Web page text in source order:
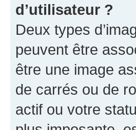
d’utilisateur ?
Deux types
peuvent être
être une image
de carrés ou de
actif ou votre